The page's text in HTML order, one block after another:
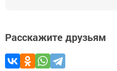
Расскажите друзьям